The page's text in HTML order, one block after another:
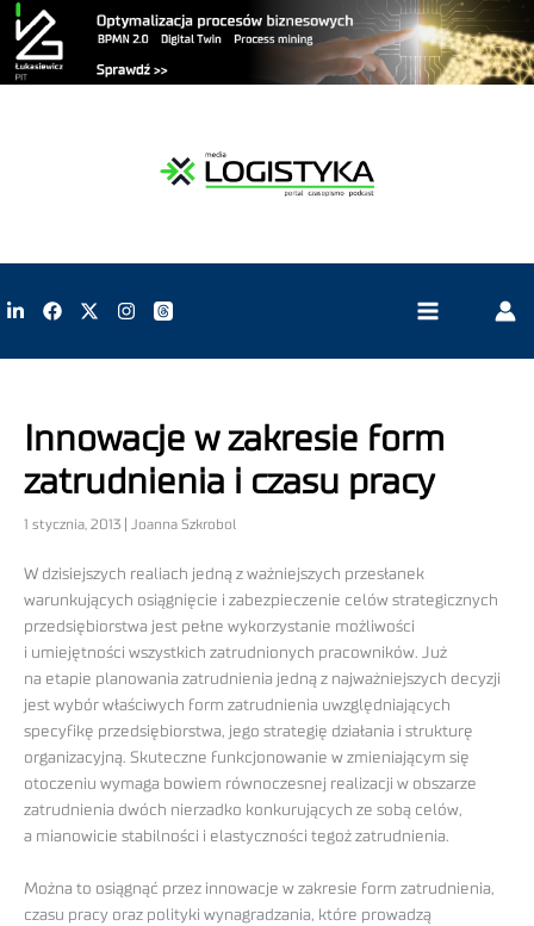
Innowacje w zakresie form
zatrudnienia i czasu pracy
1 stycznia, 2013 | Joanna Szkrobol
W dzisiejszych realiach jedną z ważniejszych przesłanek
warunkujących osiągnięcie i zabezpieczenie celów strategicznych
przedsiębiorstwa jest pełne wykorzystanie możliwości
i umiejętności wszystkich zatrudnionych pracowników. Już
na etapie planowania zatrudnienia jedną z najważniejszych decyzji
jest wybór właściwych form zatrudnienia uwzględniających
specyfikę przedsiębiorstwa, jego strategię działania i strukturę
organizacyjną. Skuteczne funkcjonowanie w zmieniającym się
otoczeniu wymaga bowiem równoczesnej realizacji w obszarze
zatrudnienia dwóch nierzadko konkurujących ze sobą celów,
a mianowicie stabilności i elastyczności tegoż zatrudnienia.
Można to osiągnąć przez innowacje w zakresie form zatrudnienia,
czasu pracy oraz polityki wynagradzania, które prowadzą